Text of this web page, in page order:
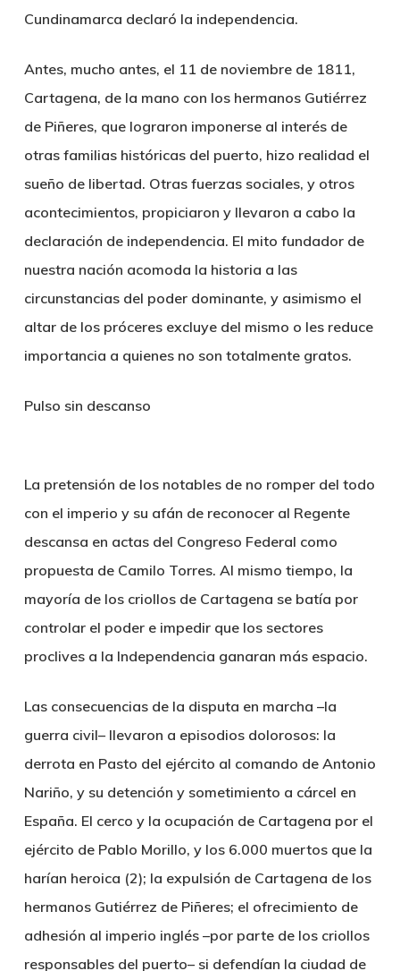
Cundinamarca declaró la independencia.
Antes, mucho antes, el 11 de noviembre de 1811,
Cartagena, de la mano con los hermanos Gutiérrez
de Piñeres, que lograron imponerse al interés de
otras familias históricas del puerto, hizo realidad el
sueño de libertad. Otras fuerzas sociales, y otros
acontecimientos, propiciaron y llevaron a cabo la
declaración de independencia. El mito fundador de
nuestra nación acomoda la historia a las
circunstancias del poder dominante, y asimismo el
altar de los próceres excluye del mismo o les reduce
importancia a quienes no son totalmente gratos.
Pulso sin descanso
La pretensión de los notables de no romper del todo
con el imperio y su afán de reconocer al Regente
descansa en actas del Congreso Federal como
propuesta de Camilo Torres. Al mismo tiempo, la
mayoría de los criollos de Cartagena se batía por
controlar el poder e impedir que los sectores
proclives a la Independencia ganaran más espacio.
Las consecuencias de la disputa en marcha –la
guerra civil– llevaron a episodios dolorosos: la
derrota en Pasto del ejército al comando de Antonio
Nariño, y su detención y sometimiento a cárcel en
España. El cerco y la ocupación de Cartagena por el
ejército de Pablo Morillo, y los 6.000 muertos que la
harían heroica (2); la expulsión de Cartagena de los
hermanos Gutiérrez de Piñeres; el ofrecimiento de
adhesión al imperio inglés –por parte de los criollos
responsables del puerto– si defendían la ciudad de